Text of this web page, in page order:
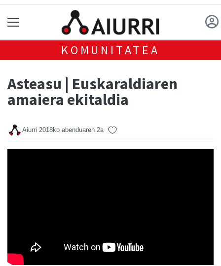
KOMUNITATEA
Asteasu | Euskaraldiaren
amaiera ekitaldia
Aiurri 2018ko abenduaren 2a